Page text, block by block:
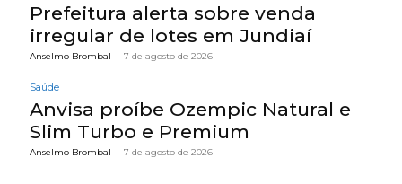
Prefeitura alerta sobre venda
irregular de lotes em Jundiaí
Anselmo Brombal - 7 de agosto de 2026
Saúde
Anvisa proíbe Ozempic Natural e
Slim Turbo e Premium
Anselmo Brombal - 7 de agosto de 2026